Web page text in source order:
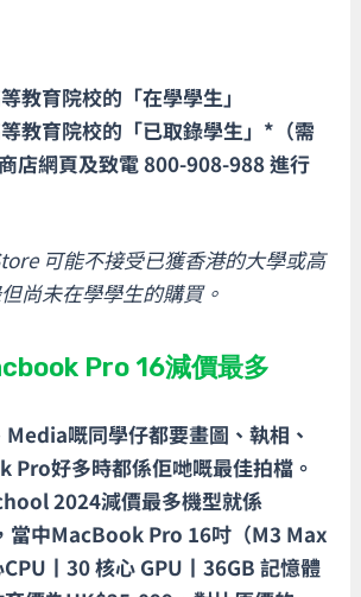
教育院校的「在學學生」
教育院校的「已取錄學生」*（需
店網頁及致電 800-908-988 進行
可能不接受已獲香港的大學或高
尚未在學學生的購買。
Pro 16減價最多
嘅同學仔都要畫圖、執相、
Pro好多時都係佢哋嘅最佳拍檔。
2024減價最多機型就係
中MacBook Pro 16吋（M3 Max
丨30 核心 GPU丨36GB 記憶體